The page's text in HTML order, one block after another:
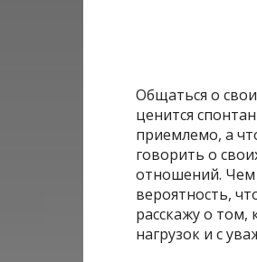
Общаться о
ценится
приемлемо, а
говорить о
отношений. Чем
вероятность,
расскажу о том,
нагрузок и с